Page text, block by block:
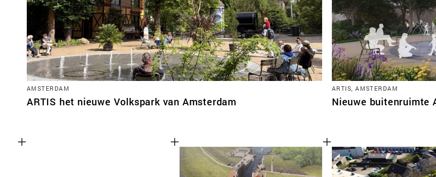
AMSTERDAM
ARTIS het nieuwe Volkspark van Amsterdam
ARTIS, AMSTERDAM
Nieuwe buitenruimte